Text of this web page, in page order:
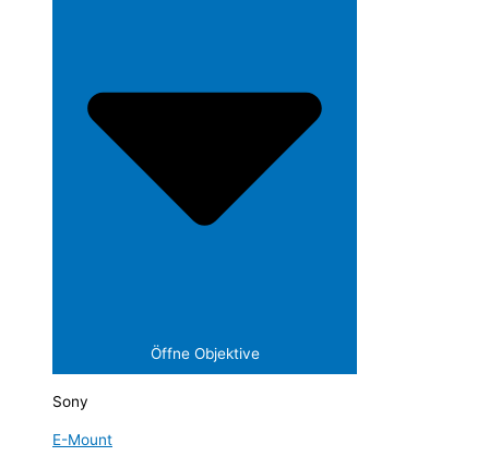
Öffne Objektive
Sony
E-Mount